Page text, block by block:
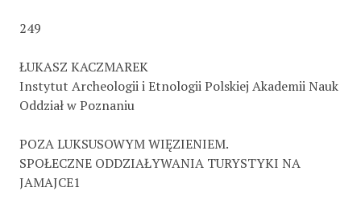
249
ŁUKASZ KACZMAREK
Instytut Archeologii i Etnologii Polskiej Akademii Nauk
Oddział w Poznaniu
POZA LUKSUSOWYM WIĘZIENIEM.
SPOŁECZNE ODDZIAŁYWANIA TURYSTYKI NA
JAMAJCE1